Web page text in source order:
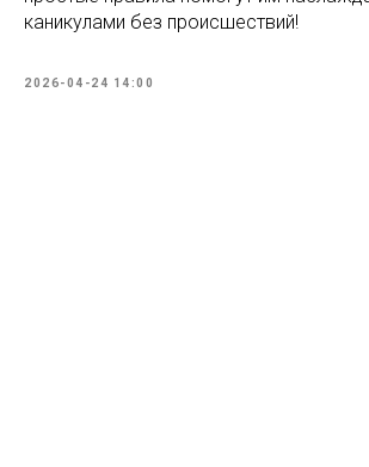
каникулами без происшествий!
2026-04-24 14:00